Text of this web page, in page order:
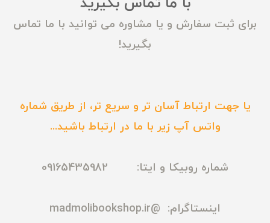
برای ثبت سفارش و یا مشاوره می توانید با ما تماس
بگیرید!
یا جهت ارتباط آسان تر و سریع تر، از طریق شماره
واتس آپ زیر با ما در ارتباط باشید...
شماره روبیکا و ایتا: 09165435982
اینستاگرام: @madmolibookshop.ir